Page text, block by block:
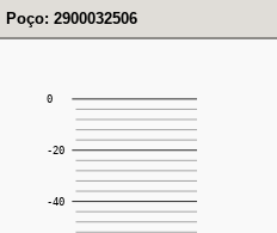
Poço: 2900032506